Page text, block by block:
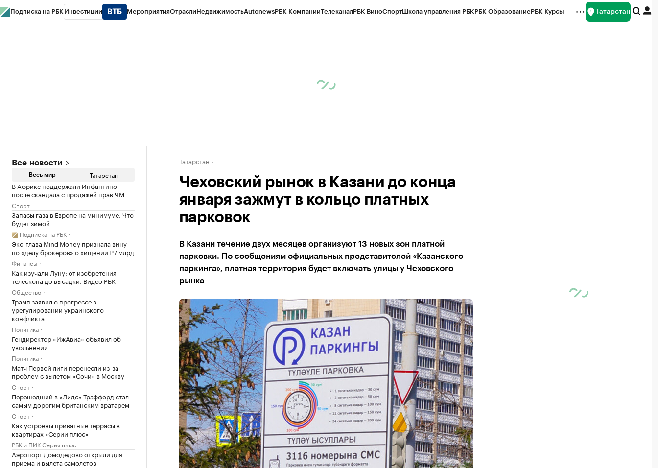
Подписка на РБК Инвестиции МероприятияОтраслиНедвижимостьAutonewsРБК КомпанииТелеканалРБК ВиноСпортШкола управления РБКРБК ОбразованиеРБК Курсы Татарстан
Все новости
Весь мир Татарстан
В Африке поддержали Инфантино
после скандала с продажей прав ЧМ
Спорт
Запасы газа в Европе на минимуме. Что
будет зимой
Подписка на РБК
Экс-глава Mind Money признала вину
по «делу брокеров» о хищении ₽7 млрд
Финансы
Как изучали Луну: от изобретения
телескопа до высадки. Видео РБК
Общество
Трамп заявил о прогрессе в
урегулировании украинского
конфликта
Политика
Гендиректор «ИжАвиа» объявил об
увольнении
Политика
Матч Первой лиги перенесли из-за
проблем с вылетом «Сочи» в Москву
Спорт
Перешедший в «Лидс» Траффорд стал
самым дорогим британским вратарем
Спорт
Как устроены приватные террасы в
квартирах «Серии плюс»
РБК и ПИК Серия плюс
Аэропорт Домодедово открыли для
приема и вылета самолетов
Татарстан
Чеховский рынок в Казани до конца
января зажмут в кольцо платных
парковок
В Казани течение двух месяцев организуют 13 новых зон платной
парковки. По сообщениям официальных представителей «Казанского
паркинга», платная территория будет включать улицы у Чеховского
рынка